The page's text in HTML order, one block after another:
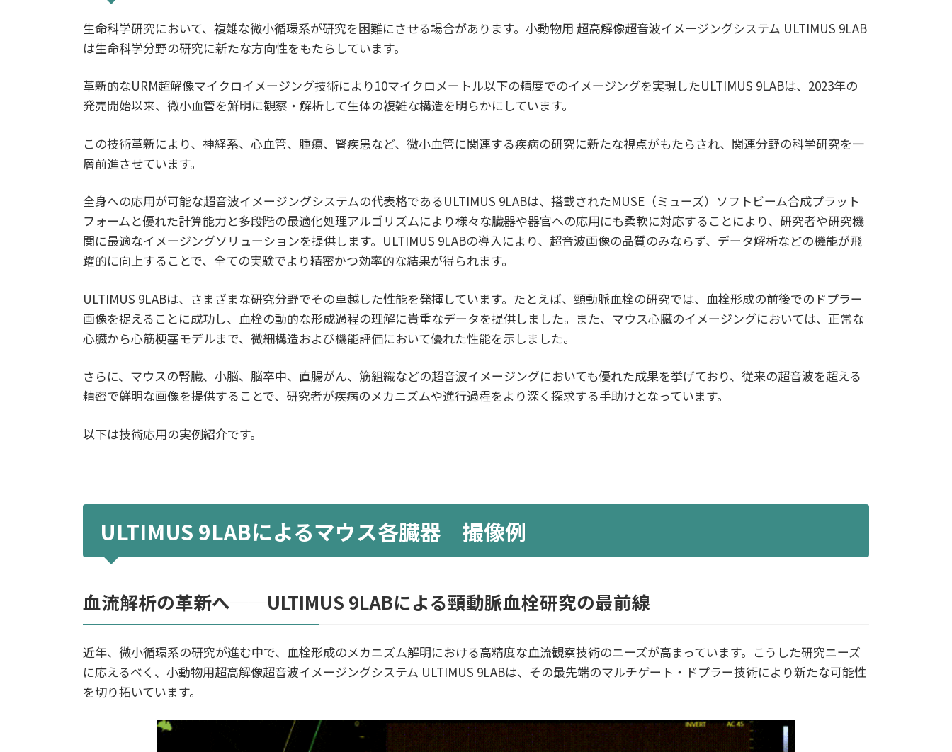
生命科学研究において、複雑な微小循環系が研究を困難にさせる場合があります。小動物用 超高解像超音波イメージングシステム ULTIMUS 9LAB
は生命科学分野の研究に新たな方向性をもたらしています。
革新的なURM超解像マイクロイメージング技術により10マイクロメートル以下の精度でのイメージングを実現したULTIMUS 9LABは、2023年の
発売開始以来、微小血管を鮮明に観察・解析して生体の複雑な構造を明らかにしています。
この技術革新により、神経系、心血管、腫瘍、腎疾患など、微小血管に関連する疾病の研究に新たな視点がもたらされ、関連分野の科学研究を一
層前進させています。
全身への応用が可能な超音波イメージングシステムの代表格であるULTIMUS 9LABは、搭載されたMUSE（ミューズ）ソフトビーム合成プラット
フォームと優れた計算能力と多段階の最適化処理アルゴリズムにより様々な臓器や器官への応用にも柔軟に対応することにより、研究者や研究機
関に最適なイメージングソリューションを提供します。ULTIMUS 9LABの導入により、超音波画像の品質のみならず、データ解析などの機能が飛
躍的に向上することで、全ての実験でより精密かつ効率的な結果が得られます。
ULTIMUS 9LABは、さまざまな研究分野でその卓越した性能を発揮しています。たとえば、頸動脈血栓の研究では、血栓形成の前後でのドプラー
画像を捉えることに成功し、血栓の動的な形成過程の理解に貴重なデータを提供しました。また、マウス心臓のイメージングにおいては、正常な
心臓から心筋梗塞モデルまで、微細構造および機能評価において優れた性能を示しました。
さらに、マウスの腎臓、小脳、脳卒中、直腸がん、筋組織などの超音波イメージングにおいても優れた成果を挙げており、従来の超音波を超える
精密で鮮明な画像を提供することで、研究者が疾病のメカニズムや進行過程をより深く探求する手助けとなっています。
以下は技術応用の実例紹介です。
ULTIMUS 9LABによるマウス各臓器 撮像例
血流解析の革新へ──ULTIMUS 9LABによる頸動脈血栓研究の最前線
近年、微小循環系の研究が進む中で、血栓形成のメカニズム解明における高精度な血流観察技術のニーズが高まっています。こうした研究ニーズ
に応えるべく、小動物用超高解像超音波イメージングシステム ULTIMUS 9LABは、その最先端のマルチゲート・ドプラー技術により新たな可能性
を切り拓いています。